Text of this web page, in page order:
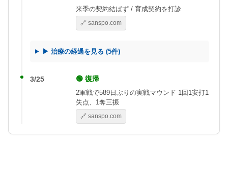
来季の契約結ばず / 育成契約を打診
🔗 sanspo.com
▶ 治療の経過を見る (5件)
3/25 🟢 復帰
2軍戦で589日ぶりの実戦マウンド 1回1安打1
失点、1奪三振
🔗 sanspo.com